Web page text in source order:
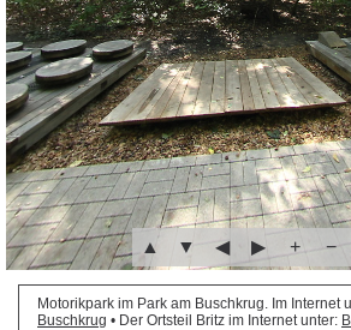
▲ ▼ ◀ ▶ + −
Motorikpark im Park am Buschkrug. Im Internet
Buschkrug • Der Ortsteil Britz im Internet unter: